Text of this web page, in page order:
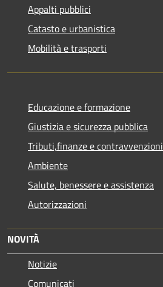
Appalti pubblici
Catasto e urbanistica
Mobilità e trasporti
Educazione e formazione
Giustizia e sicurezza pubblica
Tributi,finanze e contravvenzioni
Ambiente
Salute, benessere e assistenza
Autorizzazioni
NOVITÀ
Notizie
Comunicati